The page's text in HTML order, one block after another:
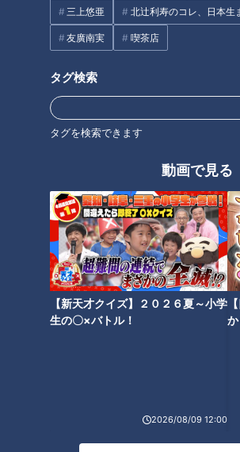
三上悠亜 北辻利寿のコレ、日本生
友廣南実 喫茶店
タグ検索
タグを検索できます
動画で見る
【新天才クイズ】２０２６夏～小学
生の〇×バトル！
2026/08/09 12:00
サンドラを観られなかった全国のドラ友と共